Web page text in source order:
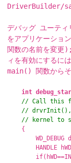
DriverBuilder/
デバッグ ユーティ
をアプリケーショ
関数の名前を変更
ィを有効にするに
main() 関数から
int
// Call this
// drvrInit(),
// kernel to
{
WD_DEBUG
HANDLE hWD